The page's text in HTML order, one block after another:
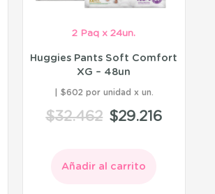
2 Paq x 24un.
Huggies Pants Soft Comfort
XG – 48un
$602 por unidad
$32.462 $29.216
Añadir al carrito